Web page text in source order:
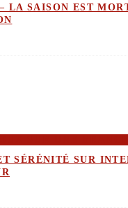
LA SAISON EST
SÉRÉNITÉ SUR